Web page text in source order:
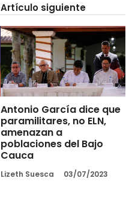
Artículo siguiente
Antonio García dice que
paramilitares, no ELN,
amenazan a
poblaciones del Bajo
Cauca
Lizeth Suesca 03/07/2023